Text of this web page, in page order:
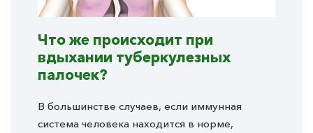
Что же происходит при
вдыхании туберкулезных
палочек?
В большинстве случаев, если иммунная
система человека находится в норме,